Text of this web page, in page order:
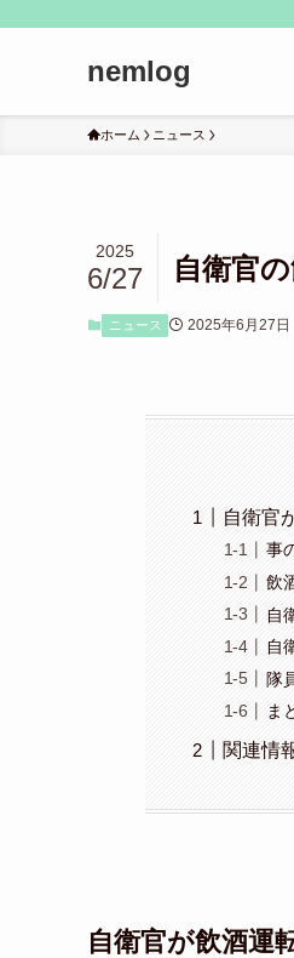
nemlog
ホーム ニュース
自衛官
2025
6/27
ニュース 2025年6月27日
自衛官
事
飲
自
自
隊
ま
関連情
自衛官が飲酒運